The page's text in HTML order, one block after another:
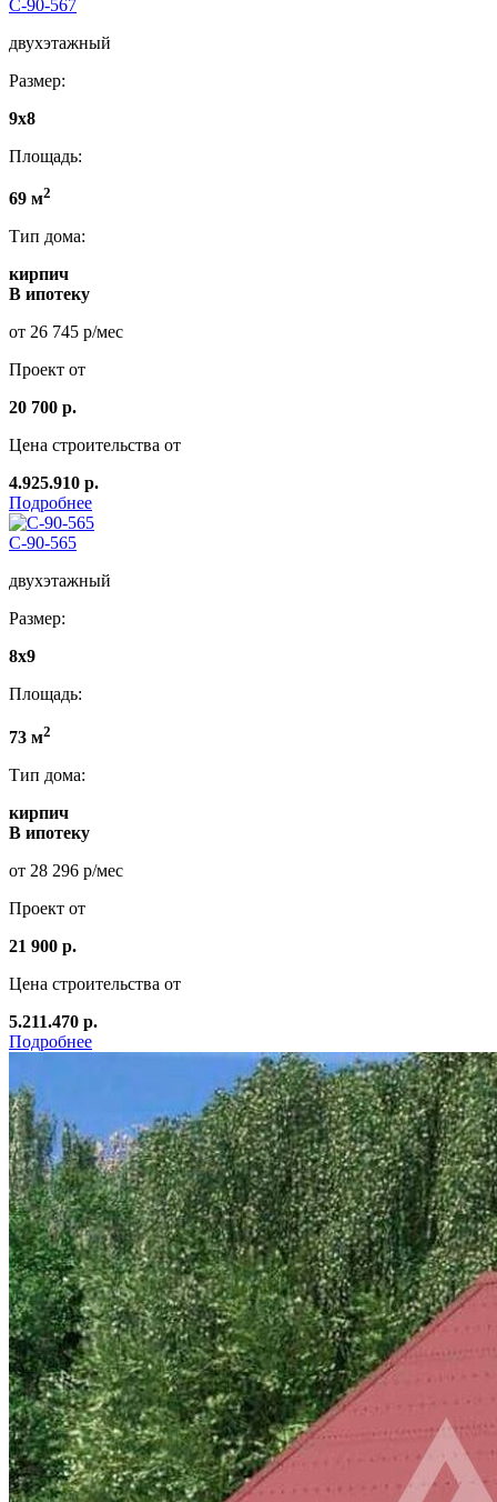
С-90-567
двухэтажный
Размер:
9х8
Площадь:
69 м2
Тип дома:
кирпич
В ипотеку
от 26 745 р/мес
Проект от
20 700 р.
Цена строительства от
4.925.910 р.
Подробнее
С-90-565
двухэтажный
Размер:
8х9
Площадь:
73 м2
Тип дома:
кирпич
В ипотеку
от 28 296 р/мес
Проект от
21 900 р.
Цена строительства от
5.211.470 р.
Подробнее